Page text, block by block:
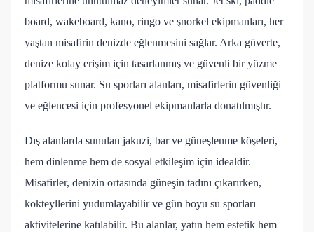
board, wakeboard, kano, ringo ve şnorkel ekipmanları, her
yaştan misafirin denizde eğlenmesini sağlar. Arka güverte,
denize kolay erişim için tasarlanmış ve güvenli bir yüzme
platformu sunar. Su sporları alanları, misafirlerin güvenliği
ve eğlencesi için profesyonel ekipmanlarla donatılmıştır.
Dış alanlarda sunulan jakuzi, bar ve güneşlenme köşeleri,
hem dinlenme hem de sosyal etkileşim için idealdir.
Misafirler, denizin ortasında güneşin tadını çıkarırken,
kokteyllerini yudumlayabilir ve gün boyu su sporları
aktivitelerine katılabilir. Bu alanlar, yatın hem estetik hem